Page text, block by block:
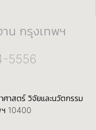
น กรุงเทพฯ
5556
าสตร์ วิจัยและนวัตกรรม
ฯ 10400